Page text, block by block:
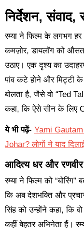
निर्देशन, संवाद,
रम्या ने फिल्म के लगभग हर
कमज़ोर, डायलॉग को औसत
उठाए। एक दृश्य का
पांव कटे होने और मिट्टी
बोलता है, जैसे वो “Ted
कहा, कि ऐसे सीन के लिए
ये भी पढ़ें- Yami Gautam
Johar? लोगों ने याद
आदित्य धर और
रम्या ने फिल्म को
कि अब देशभक्ति और
सिंह को उन्होंने कहा, कि
कहीं बेहतर अभिनेता हैं।